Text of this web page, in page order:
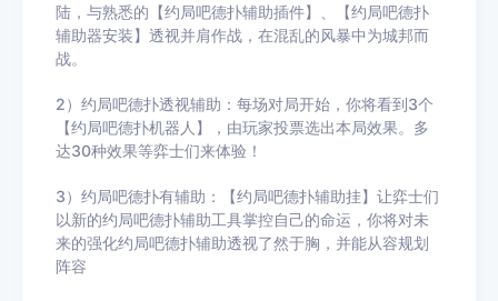
陆，与熟悉的【约局吧德扑辅助插件】、【约局吧德扑
辅助器安装】透视并肩作战，在混乱的风暴中为城邦而
战。
2）约局吧德扑透视辅助：每场对局开始，你将看到3个
【约局吧德扑机器人】，由玩家投票选出本局效果。多
达30种效果等弈士们来体验！
3）约局吧德扑有辅助：【约局吧德扑辅助挂】让弈士们
以新的约局吧德扑辅助工具掌控自己的命运，你将对未
来的强化约局吧德扑辅助透视了然于胸，并能从容规划
阵容